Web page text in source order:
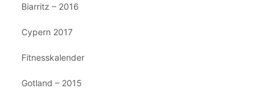
Biarritz – 2016
Cypern 2017
Fitnesskalender
Gotland – 2015